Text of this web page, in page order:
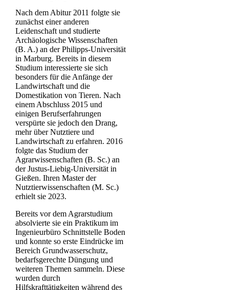
Nach dem Abitur 2011 folgte sie
zunächst einer anderen
Leidenschaft und studierte
Archäologische Wissenschaften
(B. A.) an der Philipps-Universität
in Marburg. Bereits in diesem
Studium interessierte sie sich
besonders für die Anfänge der
Landwirtschaft und die
Domestikation von Tieren. Nach
einem Abschluss 2015 und
einigen Berufserfahrungen
verspürte sie jedoch den Drang,
mehr über Nutztiere und
Landwirtschaft zu erfahren. 2016
folgte das Studium der
Agrarwissenschaften (B. Sc.) an
der Justus-Liebig-Universität in
Gießen. Ihren Master der
Nutztierwissenschaften (M. Sc.)
erhielt sie 2023.
Bereits vor dem Agrarstudium
absolvierte sie ein Praktikum im
Ingenieurbüro Schnittstelle Boden
und konnte so erste Eindrücke im
Bereich Grundwasserschutz,
bedarfsgerechte Düngung und
weiteren Themen sammeln. Diese
wurden durch
Hilfskrafttätigkeiten während des